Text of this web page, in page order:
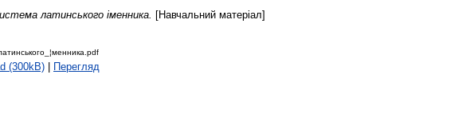
латинського іменника. [Навчальний матеріал]
(300kB) Перегляд